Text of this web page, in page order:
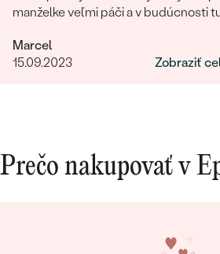
manželke veľmi páči a v budúcnosti
Marcel
15.09.2023
Zobraziť
Prečo nakupovať v